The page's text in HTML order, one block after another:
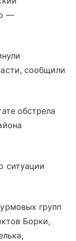
—
сообщили
обстрела
ситуации
групп
Борки,